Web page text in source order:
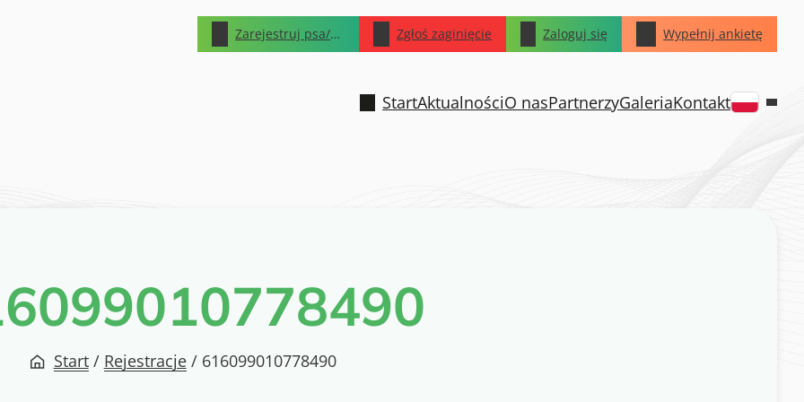
Zarejestruj psa/kota Zgłoś zaginięcie Zaloguj się Wypełnij ankietę
StartAktualnościO nasPartnerzyGaleriaKontakt
Start / Rejestracje / 616099010778490